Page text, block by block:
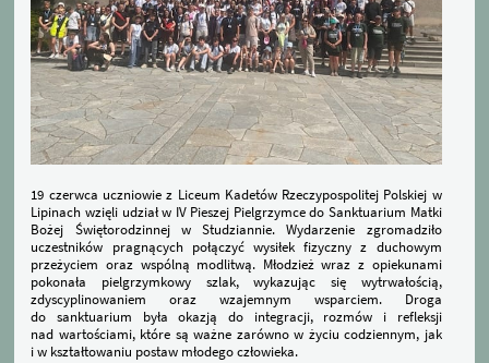
19 czerwca uczniowie z Liceum Kadetów Rzeczypospolitej Polskiej w
Lipinach wzięli udział w IV Pieszej Pielgrzymce do Sanktuarium Matki
Bożej Świętorodzinnej w Studziannie. Wydarzenie zgromadziło
uczestników pragnących połączyć wysiłek fizyczny z duchowym
przeżyciem oraz wspólną modlitwą. Młodzież wraz z opiekunami
pokonała pielgrzymkowy szlak, wykazując się wytrwałością,
zdyscyplinowaniem oraz wzajemnym wsparciem. Droga
do sanktuarium była okazją do integracji, rozmów i refleksji
nad wartościami, które są ważne zarówno w życiu codziennym, jak
i w kształtowaniu postaw młodego człowieka.